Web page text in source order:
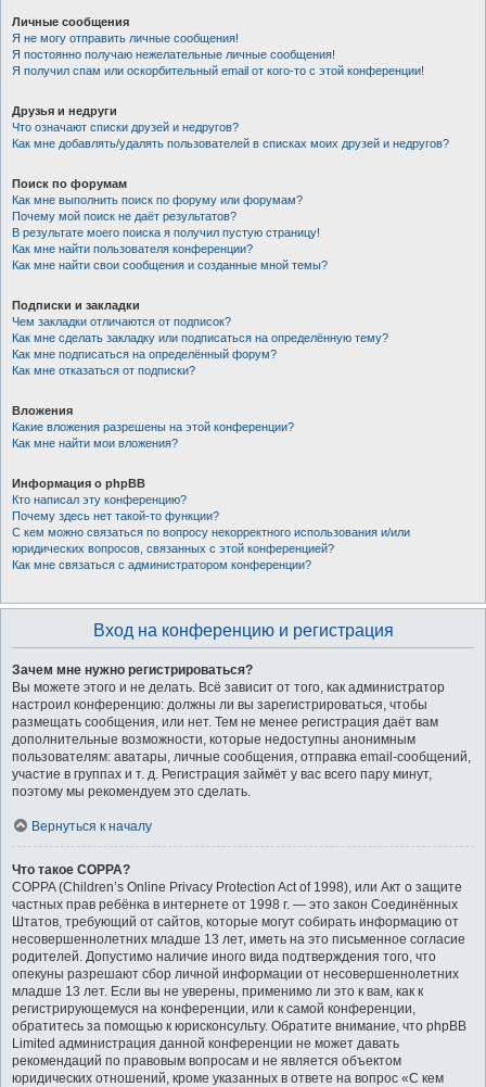
Личные сообщения
Я не могу отправить личные сообщения!
Я постоянно получаю нежелательные личные сообщения!
Я получил спам или оскорбительный email от кого-то с этой конференции!
Друзья и недруги
Что означают списки друзей и недругов?
Как мне добавлять/удалять пользователей в списках моих друзей и недругов?
Поиск по форумам
Как мне выполнить поиск по форуму или форумам?
Почему мой поиск не даёт результатов?
В результате моего поиска я получил пустую страницу!
Как мне найти пользователя конференции?
Как мне найти свои сообщения и созданные мной темы?
Подписки и закладки
Чем закладки отличаются от подписок?
Как мне сделать закладку или подписаться на определённую тему?
Как мне подписаться на определённый форум?
Как мне отказаться от подписки?
Вложения
Какие вложения разрешены на этой конференции?
Как мне найти мои вложения?
Информация о phpBB
Кто написал эту конференцию?
Почему здесь нет такой-то функции?
С кем можно связаться по вопросу некорректного использования и/или
юридических вопросов, связанных с этой конференцией?
Как мне связаться с администратором конференции?
Вход на конференцию и регистрация
Зачем мне нужно регистрироваться?
Вы можете этого и не делать. Всё зависит от того, как администратор
настроил конференцию: должны ли вы зарегистрироваться, чтобы
размещать сообщения, или нет. Тем не менее регистрация даёт вам
дополнительные возможности, которые недоступны анонимным
пользователям: аватары, личные сообщения, отправка email-сообщений,
участие в группах и т. д. Регистрация займёт у вас всего пару минут,
поэтому мы рекомендуем это сделать.
Вернуться к началу
Что такое COPPA?
COPPA (Children’s Online Privacy Protection Act of 1998), или Акт о защите
частных прав ребёнка в интернете от 1998 г. — это закон Соединённых
Штатов, требующий от сайтов, которые могут собирать информацию от
несовершеннолетних младше 13 лет, иметь на это письменное согласие
родителей. Допустимо наличие иного вида подтверждения того, что
опекуны разрешают сбор личной информации от несовершеннолетних
младше 13 лет. Если вы не уверены, применимо ли это к вам, как к
регистрирующемуся на конференции, или к самой конференции,
обратитесь за помощью к юрисконсульту. Обратите внимание, что phpBB
Limited администрация данной конференции не может давать
рекомендаций по правовым вопросам и не является объектом
юридических отношений, кроме указанных в ответе на вопрос «С кем